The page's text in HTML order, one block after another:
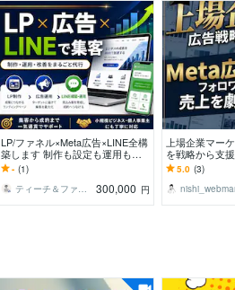
LP/ファネル×Meta広告×LINE全構
築します 制作も設定も運用も丸
投げOK。集客の入口から成約ま
で伴走
- (1)
ティーチ＆ファネルデザイン
300,000 円
上場企業マー
を戦略から支
略で決まる。
が本質から変え
5.0 (3)